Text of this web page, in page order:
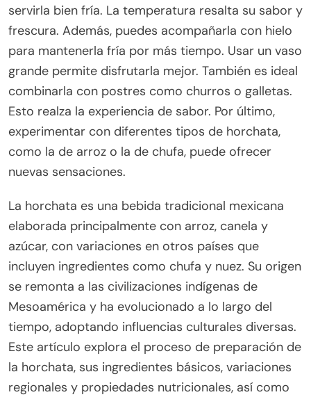
servirla bien fría. La temperatura resalta su sabor y
frescura. Además, puedes acompañarla con hielo
para mantenerla fría por más tiempo. Usar un vaso
grande permite disfrutarla mejor. También es ideal
combinarla con postres como churros o galletas.
Esto realza la experiencia de sabor. Por último,
experimentar con diferentes tipos de horchata,
como la de arroz o la de chufa, puede ofrecer
nuevas sensaciones.
La horchata es una bebida tradicional mexicana
elaborada principalmente con arroz, canela y
azúcar, con variaciones en otros países que
incluyen ingredientes como chufa y nuez. Su origen
se remonta a las civilizaciones indígenas de
Mesoamérica y ha evolucionado a lo largo del
tiempo, adoptando influencias culturales diversas.
Este artículo explora el proceso de preparación de
la horchata, sus ingredientes básicos, variaciones
regionales y propiedades nutricionales, así como